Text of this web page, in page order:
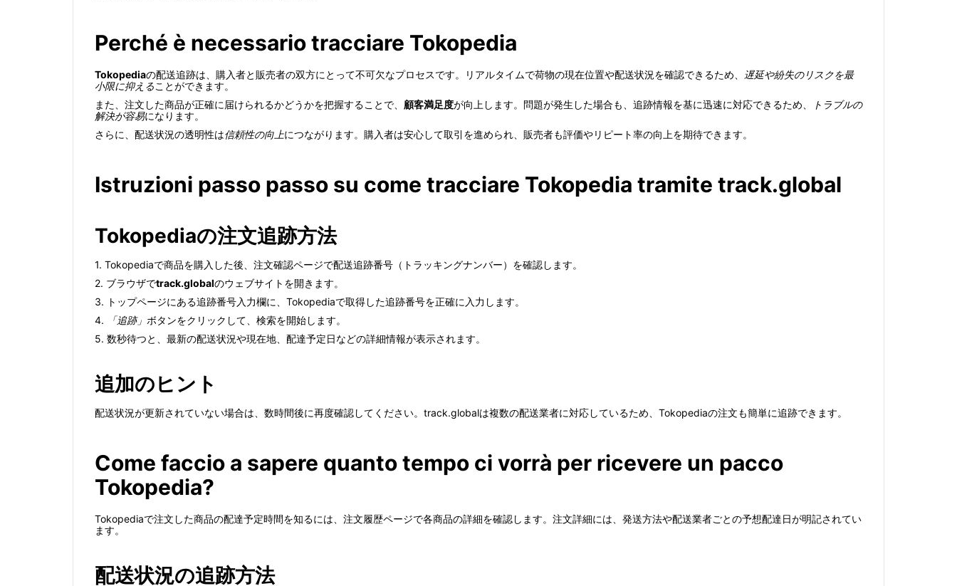
Perché è necessario tracciare Tokopedia
Tokopediaの配送追跡は、購入者と販売者の双方にとって不可欠なプロセスです。リアルタイムで荷物の現在位置や配送状況を確認できるため、 遅延や紛失のリスクを最
小限に抑えることができます。
また、注文した商品が正確に届けられるかどうかを把握することで、 顧客満足度が向上します。問題が発生した場合も、追跡情報を基に迅速に対応できるため、
トラブルの
解決が容易になります。
さらに、配送状況の透明性は信頼性の向上につながります。購入者は安心して取引を進められ、販売者も評価やリピート率の向上を期待できます。
Istruzioni passo passo su come tracciare Tokopedia tramite track.global
Tokopediaの注文追跡方法
1. Tokopediaで商品を購入した後、注文確認ページで配送追跡番号（トラッキングナンバー）を確認します。
2. ブラウザでtrack.globalのウェブサイトを開きます。
3. トップページにある追跡番号入力欄に、Tokopediaで取得した追跡番号を正確に入力します。
4.
「追跡」 ボタンをクリックして、検索を開始します。
5. 数秒待つと、最新の配送状況や現在地、配達予定日などの詳細情報が表示されます。
追加のヒント
配送状況が更新されていない場合は、数時間後に再度確認してください。track.globalは複数の配送業者に対応しているため、Tokopediaの注文も簡単に追跡できます。
Come faccio a sapere quanto tempo ci vorrà per ricevere un pacco
Tokopedia?
Tokopediaで注文した商品の配達予定時間を知るには、注文履歴ページで各商品の詳細を確認します。注文詳細には、発送方法や配送業者ごとの予想配達日が明記されてい
ます。
配送状況の追跡方法